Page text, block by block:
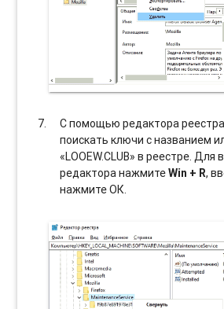
С помощью редактора
поискать ключи с названием
«LOOEW.CLUB» в реестре. Для
редактора нажмитеWin + R,
нажмите ОК.